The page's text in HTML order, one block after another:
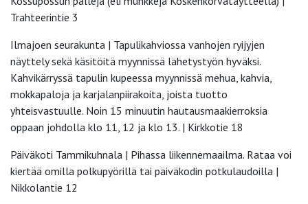
Trahteerintie 3
Ilmajoen seurakunta | Tapulikahviossa vanhojen ryijyjen
näyttely sekä käsitöitä myynnissä lähetystyön hyväksi.
Kahvikärryssä tapulin kupeessa myynnissä mehua, kahvia,
mokkapaloja ja karjalanpiirakoita, joista tuotto
yhteisvastuulle. Noin 15 minuutin hautausmaakierroksia
oppaan johdolla klo 11, 12 ja klo 13. | Kirkkotie 18
Päiväkoti Tammikuhnala | Pihassa liikennemaailma. Rataa voi
kiertää omilla polkupyörillä tai päiväkodin potkulaudoilla |
Nikkolantie 12